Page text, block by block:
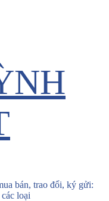
bán, trao đổi, ký gửi:
loại